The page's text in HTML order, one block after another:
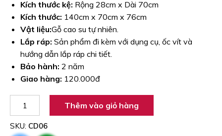
Kích thước kệ: Rộng 28cm x Dài 70cm
Kích thước: 140cm x 70cm x 76cm
Vật liệu:Gỗ cao su tự nhiên.
Lắp ráp: Sản phẩm đi kèm với dụng cụ, ốc vít và
hướng dẫn lắp ráp chi tiết.
Bảo hành: 2 năm
Giao hàng: 120.000đ
văn
Thêm vào giỏ hàng
SKU: CD06